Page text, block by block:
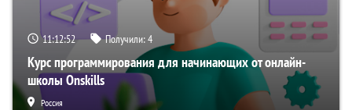
11:12:51 Получили:4
Курс программирования для начинающих от онлайн-
школы Onskills
Россия